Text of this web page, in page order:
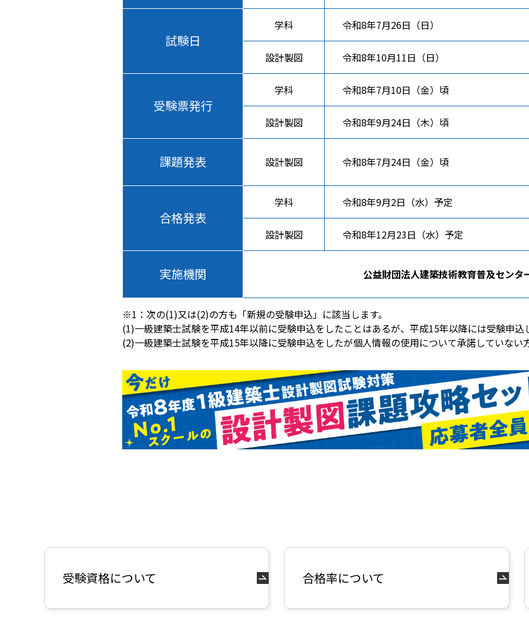
試験日
学科 令和8年7月26日（日）
設計製図 令和8年10月11日（日）
受験票発行
学科 令和8年7月10日（金）頃
設計製図 令和8年9月24日（木）頃
課題発表 設計製図 令和8年7月24日（金）頃
合格発表
学科 令和8年9月2日（水）予定
設計製図 令和8年12月23日（水）予定
実施機関 公益財団法人建築技術教育普及センタ
※1：次の(1)又は(2)の方も「新規の受験申込」に該当します。
(1)一級建築士試験を平成14年以前に受験申込をしたことはあるが、平成15年以降には受験申込
(2)一級建築士試験を平成15年以降に受験申込をしたが個人情報の使用について承諾していない
受験資格について 合格率について